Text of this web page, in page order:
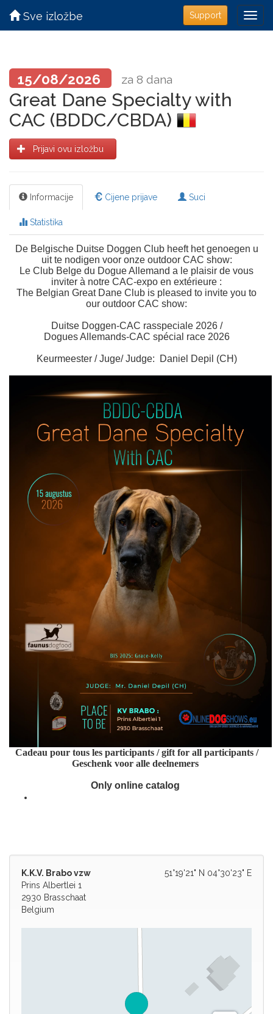
Support
Sve izložbe
15/08/2026 za 8 dana
Great Dane Specialty with
CAC (BDDC/CBDA)
Prijavi ovu izložbu
Informacije Cijene prijave Suci
Statistika
De Belgische Duitse Doggen Club heeft het genoegen u
uit te nodigen voor onze outdoor CAC show:
Le Club Belge du Dogue Allemand a le plaisir de vous
inviter à notre CAC-expo en extérieure :
The Belgian Great Dane Club is pleased to invite you to
our outdoor CAC show:
Duitse Doggen-CAC rasspeciale 2026 /
Dogues Allemands-CAC spécial race 2026
Keurmeester / Juge/ Judge: Daniel Depil (CH)
Cadeau pour tous les participants / gift for all participants /
Geschenk voor alle deelnemers
Only online catalog
51°19'21" N 04°30'23" E
K.K.V. Brabo vzw
Prins Albertlei 1
2930 Brasschaat
Belgium